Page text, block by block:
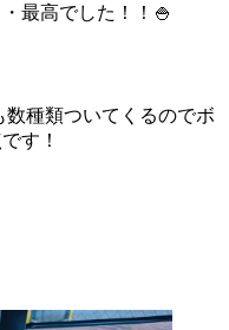
最高でした！！🍚
数種類ついてくるのでボ
す！